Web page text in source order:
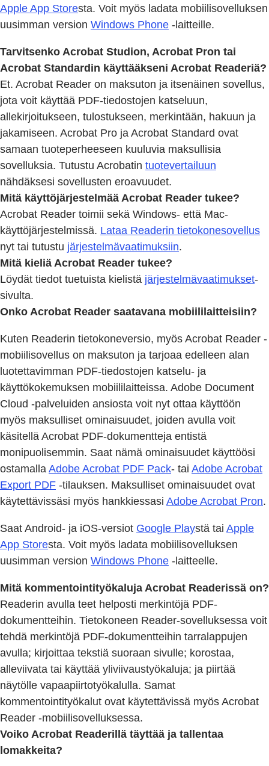
Apple App Storesta. Voit myös ladata mobiilisovelluksen
uusimman version Windows Phone -laitteille.
Tarvitsenko Acrobat Studion, Acrobat Pron tai
Acrobat Standardin käyttääkseni Acrobat Readeriä?
Et. Acrobat Reader on maksuton ja itsenäinen sovellus,
jota voit käyttää PDF-tiedostojen katseluun,
allekirjoitukseen, tulostukseen, merkintään, hakuun ja
jakamiseen. Acrobat Pro ja Acrobat Standard ovat
samaan tuoteperheeseen kuuluvia maksullisia
sovelluksia. Tutustu Acrobatin tuotevertailuun
nähdäksesi sovellusten eroavuudet.
Mitä käyttöjärjestelmää Acrobat Reader tukee?
Acrobat Reader toimii sekä Windows- että Mac-
käyttöjärjestelmissä. Lataa Readerin tietokonesovellus
nyt tai tutustu järjestelmävaatimuksiin.
Mitä kieliä Acrobat Reader tukee?
Löydät tiedot tuetuista kielistä järjestelmävaatimukset-
sivulta.
Onko Acrobat Reader saatavana mobiililaitteisiin?
Kuten Readerin tietokoneversio, myös Acrobat Reader -
mobiilisovellus on maksuton ja tarjoaa edelleen alan
luotettavimman PDF-tiedostojen katselu- ja
käyttökokemuksen mobiililaitteissa. Adobe Document
Cloud -palveluiden ansiosta voit nyt ottaa käyttöön
myös maksulliset ominaisuudet, joiden avulla voit
käsitellä Acrobat PDF-dokumentteja entistä
monipuolisemmin. Saat nämä ominaisuudet käyttöösi
ostamalla Adobe Acrobat PDF Pack- tai Adobe Acrobat
Export PDF -tilauksen. Maksulliset ominaisuudet ovat
käytettävissäsi myös hankkiessasi Adobe Acrobat Pron.
Saat Android- ja iOS-versiot Google Playstä tai Apple
App Storesta. Voit myös ladata mobiilisovelluksen
uusimman version Windows Phone -laitteelle.
Mitä kommentointityökaluja Acrobat Readerissä on?
Readerin avulla teet helposti merkintöjä PDF-
dokumentteihin. Tietokoneen Reader-sovelluksessa voit
tehdä merkintöjä PDF-dokumentteihin tarralappujen
avulla; kirjoittaa tekstiä suoraan sivulle; korostaa,
alleviivata tai käyttää yliviivaustyökaluja; ja piirtää
näytölle vapaapiirtotyökalulla. Samat
kommentointityökalut ovat käytettävissä myös Acrobat
Reader -mobiilisovelluksessa.
Voiko Acrobat Readerillä täyttää ja tallentaa
lomakkeita?